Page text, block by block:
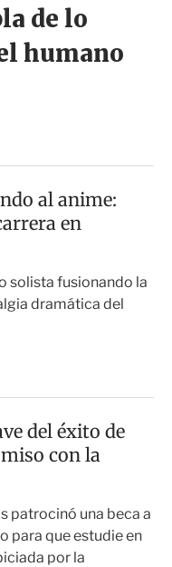
de lo
humano
al anime:
en
solista fusionando la
dramática del
del éxito de
con la
patrocinó una beca a
para que estudie en
por la